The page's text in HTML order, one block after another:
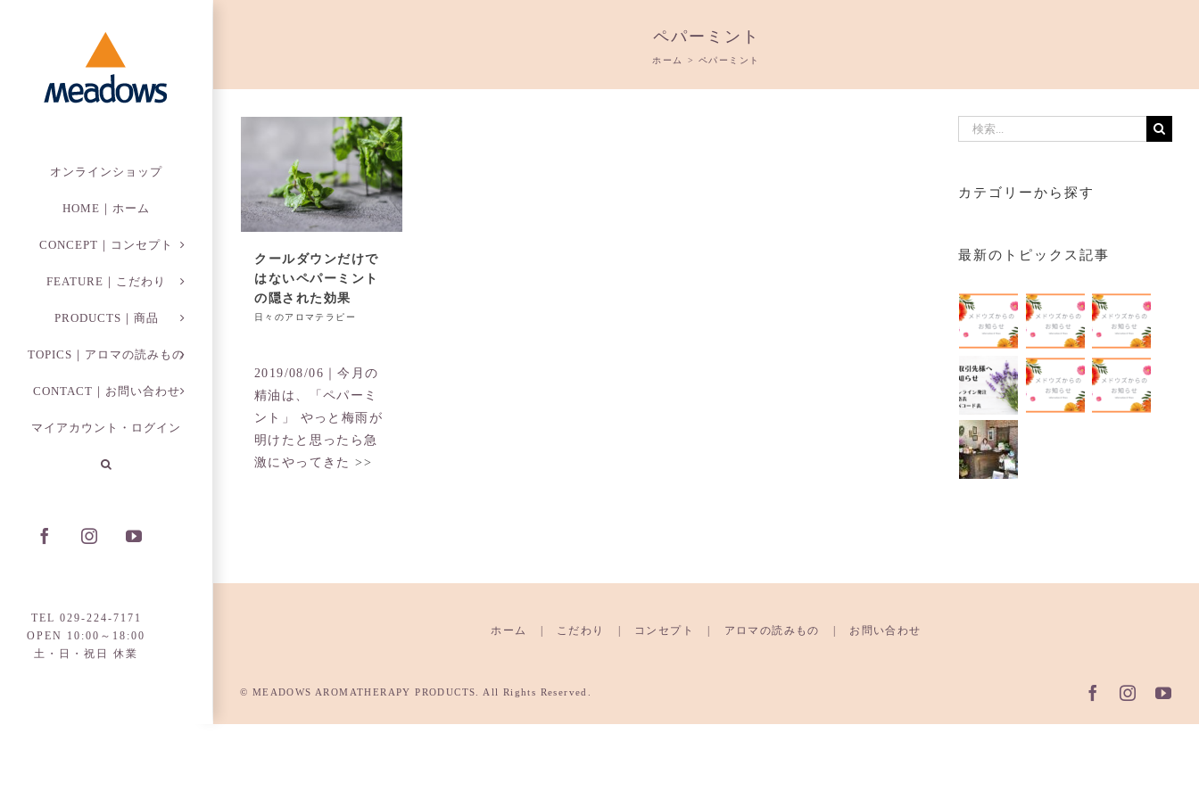
オンラインショップ
HOME｜ホーム
CONCEPT｜コンセプト
FEATURE｜こだわり
PRODUCTS｜商品
TOPICS｜アロマの読みもの
CONTACT｜お問い合わせ
マイアカウント・ログイン
TEL 029-224-7171
OPEN 10:00～18:00
土・日・祝日 休業
ペパーミント
ホーム > ペパーミント
クールダウンだけで
はないペパーミント
の隠された効果
日々のアロマテラピー
2019/08/06｜今月の
精油は、「ペパーミ
ント」 やっと梅雨が
明けたと思ったら急
激にやってきた>>
カテゴリーから探す
最新のトピックス記事
ホーム こだわり コンセプト アロマの読みもの お問い合わせ
© MEADOWS AROMATHERAPY PRODUCTS. All Rights Reserved. Facebook